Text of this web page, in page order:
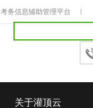
考务信息辅助管理平台
关于灌顶云